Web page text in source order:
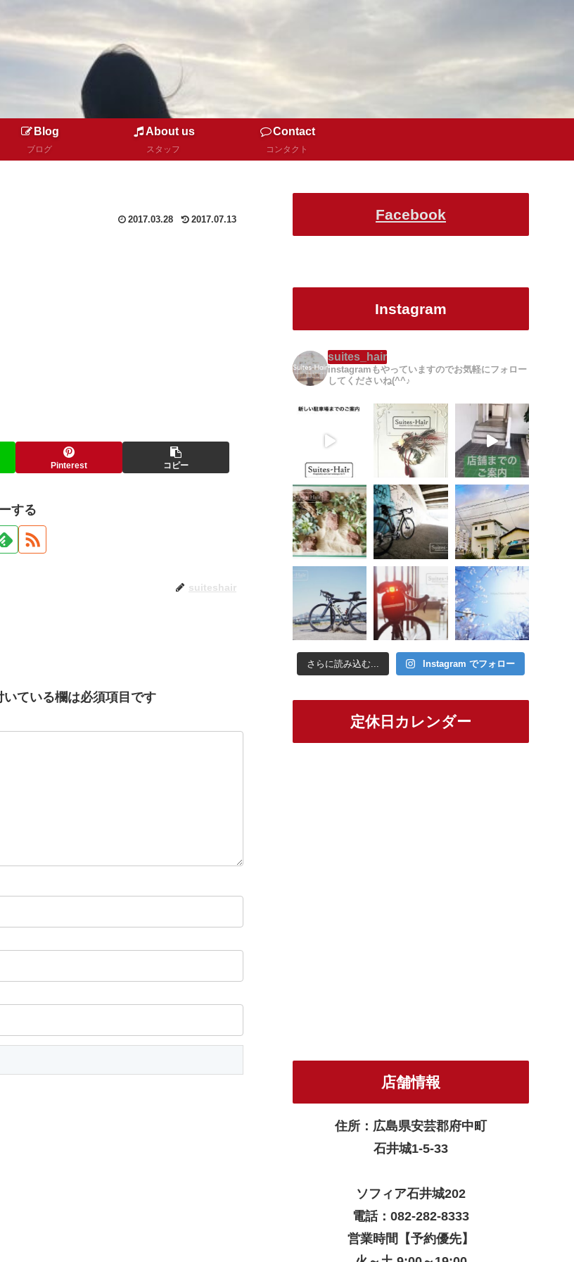
Blog
ブログ
About us
スタッフ
Contact
コンタクト
2017.03.28 2017.07.13
Pinterest コピー
する
suiteshair
いている欄は必須項目です
Facebook
Instagram
suites_hair
instagramもやっていますのでお気軽にフォロー
してくださいね(^^♪
さらに読み込む... Instagram でフォロー
定休日カレンダー
店舗情報
住所：広島県安芸郡府中町
石井城1-5-33
ソフィア石井城202
電話：082-282-8333
営業時間【予約優先】